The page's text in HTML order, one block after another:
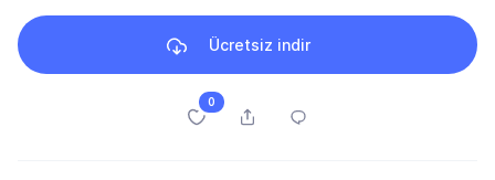
Ücretsiz indir
0